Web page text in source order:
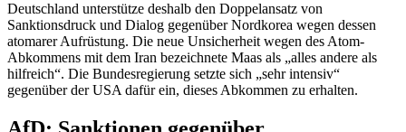
Deutschland unterstütze deshalb den Doppelansatz von
Sanktionsdruck und Dialog gegenüber Nordkorea wegen dessen
atomarer Aufrüstung. Die neue Unsicherheit wegen des Atom-
Abkommens mit dem Iran bezeichnete Maas als „alles andere als
hilfreich“. Die Bundesregierung setzte sich „sehr intensiv“
gegenüber der USA dafür ein, dieses Abkommen zu erhalten.